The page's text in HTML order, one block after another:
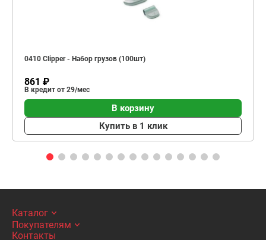
0410 Clipper - Набор грузов (100шт)
861 ₽
В кредит от 29/мес
В корзину
Купить в 1 клик
Каталог
Покупателям
Контакты